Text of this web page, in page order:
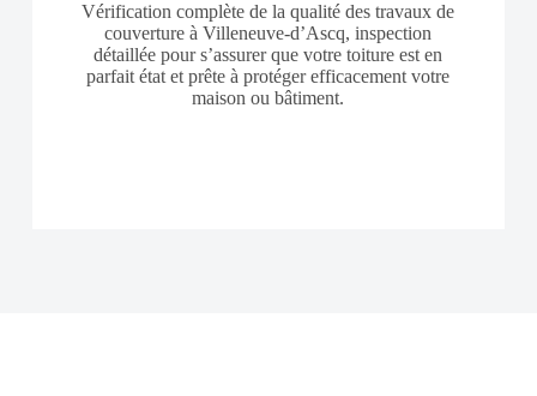
Vérification complète de la qualité des travaux de
couverture à Villeneuve-d’Ascq, inspection
détaillée pour s’assurer que votre toiture est en
parfait état et prête à protéger efficacement votre
maison ou bâtiment.